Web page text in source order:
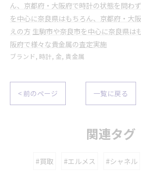
ん、京都府・大阪府で時計の状態を問わ
を中心に奈良県はもちろん、京都府・大
えの方 生駒市や奈良市を中心に奈良県は
阪府で様々な貴金属の査定実施
ブランド 時計 金 貴金属
< 前のページ 一覧に戻る
関連タグ
#買取 #エルメス #シャネル